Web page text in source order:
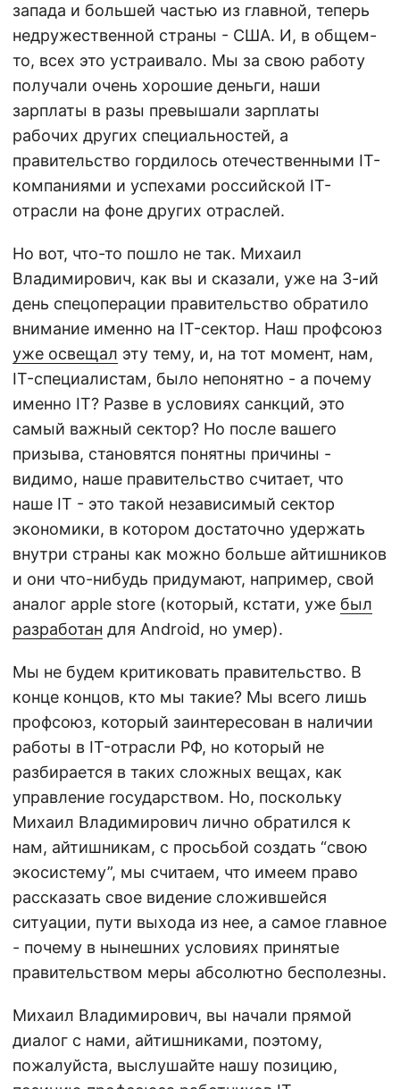
запада и большей частью из главной, теперь
недружественной страны - США. И, в общем-
то, всех это устраивало. Мы за свою работу
получали очень хорошие деньги, наши
зарплаты в разы превышали зарплаты
рабочих других специальностей, а
правительство гордилось отечественными IT-
компаниями и успехами российской IT-
отрасли на фоне других отраслей.
Но вот, что-то пошло не так. Михаил
Владимирович, как вы и сказали, уже на 3-ий
день спецоперации правительство обратило
внимание именно на IT-сектор. Наш профсоюз
уже освещал эту тему, и, на тот момент, нам,
IT-специалистам, было непонятно - а почему
именно IT? Разве в условиях санкций, это
самый важный сектор? Но после вашего
призыва, становятся понятны причины -
видимо, наше правительство считает, что
наше IT - это такой независимый сектор
экономики, в котором достаточно удержать
внутри страны как можно больше айтишников
и они что-нибудь придумают, например, свой
аналог apple store (который, кстати, уже был
разработан для Android, но умер).
Мы не будем критиковать правительство. В
конце концов, кто мы такие? Мы всего лишь
профсоюз, который заинтересован в наличии
работы в IT-отрасли РФ, но который не
разбирается в таких сложных вещах, как
управление государством. Но, поскольку
Михаил Владимирович лично обратился к
нам, айтишникам, с просьбой создать “свою
экосистему”, мы считаем, что имеем право
рассказать свое видение сложившейся
ситуации, пути выхода из нее, а самое главное
- почему в нынешних условиях принятые
правительством меры абсолютно бесполезны.
Михаил Владимирович, вы начали прямой
диалог с нами, айтишниками, поэтому,
пожалуйста, выслушайте нашу позицию,